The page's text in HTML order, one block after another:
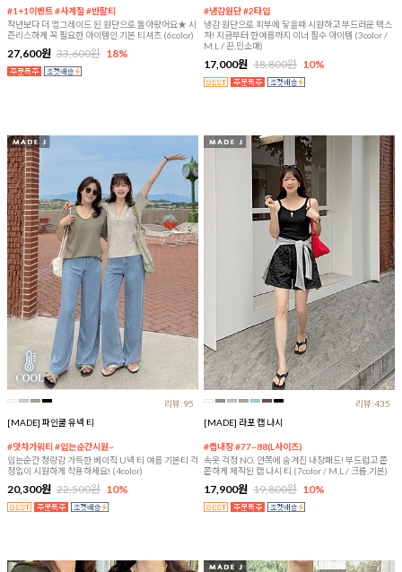
#1+1이벤트 #사계절 #반팔티
작년보다 더 업그레이드 된 원단으로 돌아왔어요★ 시
즌리스하게 꼭 필요한 아이템인 기본 티셔츠 (6color)
27,600원 33,600원 18%
#냉감원단 #2타입
냉감 원단으로 피부에 닿을때 시원하고 부드러운 텍스
쳐! 지금부터 한여름까지 이너 필수 아이템 (3color /
M,L / 끈,민소매)
17,000원 18,800원 10%
리뷰:95
[MADE] 파인쿨 유넥 티
#앗차가워티 #입는순간시원~
입는순간 청량감 가득한 베이직 U넥 티 여름 기본티 걱
정없이 시원하게 착용하세요! (4color)
20,300원 22,500원 10%
리뷰:435
[MADE] 라포 캡 나시
#캡내장 #77~88(L사이즈)
속옷 걱정 NO, 안쪽에 숨겨진 내장패드! 부드럽고 쫀
쫀하게 제작된 캡 나시 티 (7color / M,L / 크롭,기본)
17,900원 19,800원 10%